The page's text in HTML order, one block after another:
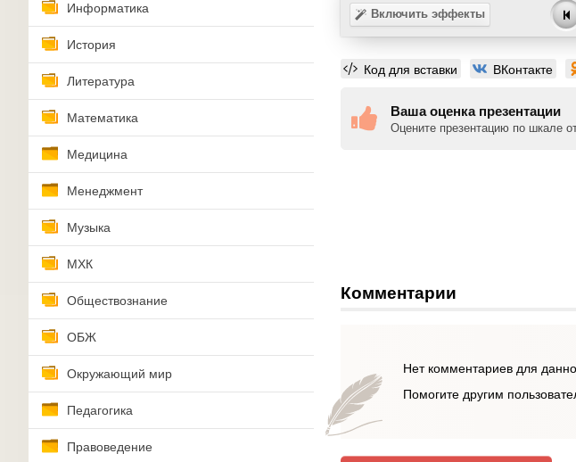
Информатика
История
Литература
Математика
Медицина
Менеджмент
Музыка
МХК
Обществознание
ОБЖ
Окружающий мир
Педагогика
Правоведение
Включить эффекты
Код для вставки ВКонтакте
Ваша оценка презентации
Оцените презентацию по шкале
Комментарии
Нет комментариев для
Помогите другим